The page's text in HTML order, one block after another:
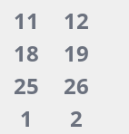
de
vistas
de
Eventos
eventos
0
eventos
11
0
12
0
eventos
18
0
19
0
eventos
25
0
26
0
1
0
2